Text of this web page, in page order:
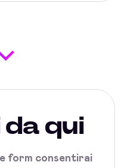
da qui
form consentirai